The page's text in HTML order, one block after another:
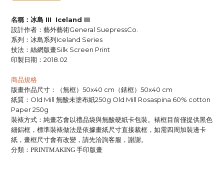
名稱：冰島 III Iceland III
設計作者：藝外藝術General SuepressCo.
系列：冰島系列Iceland Series
技法：絲網版畫Silk Screen Print
印製日期： 2018.02
商品規格
版畫作品尺寸：（無框） 50x40 cm （錶框） 50x40 cm
紙質： Old Mill 無酸未塗布紙250g Old Mill Rosaspina 60% cotton
Paper 250g
裝裱方式：純畫芯會以禮品袋與無酸硬紙卡包裝。裱框目前僅提供黑色
細鋁框，標準裝裱做法是依據畫紙尺寸直接裁框，如需四周加裝邊卡
紙，畫框尺寸會有改變，請先洽詢客服，謝謝。
分類： PRINTMAKING 手印版畫